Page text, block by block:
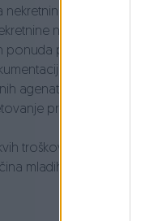
na
ponuda potencijalnim
za
agenata
pri prometu
troškova prije
mladih,